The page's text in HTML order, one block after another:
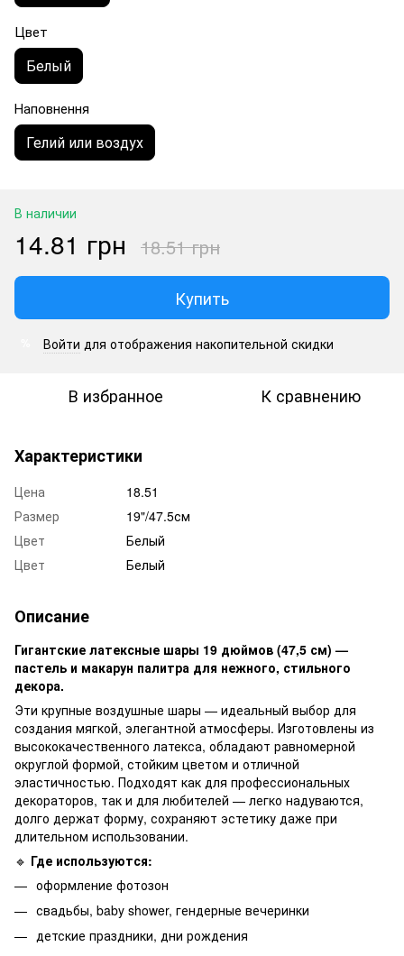
Цвет
Белый
Наповнення
Гелий или воздух
В наличии
14.81 грн 18.51 грн
Купить
Войти для отображения накопительной скидки
В избранное К сравнению
Характеристики
Цена
18.51
Размер
19"/47.5см
Цвет
Белый
Цвет
Белый
Описание
Гигантские латексные шары 19 дюймов (47,5 см) —
пастель и макарун палитра для нежного, стильного
декора.
Эти крупные воздушные шары — идеальный выбор для
создания мягкой, элегантной атмосферы. Изготовлены из
высококачественного латекса, обладают равномерной
округлой формой, стойким цветом и отличной
эластичностью. Подходят как для профессиональных
декораторов, так и для любителей — легко надуваются,
долго держат форму, сохраняют эстетику даже при
длительном использовании.
🔹 Где используются:
оформление фотозон
свадьбы, baby shower, гендерные вечеринки
детские праздники, дни рождения